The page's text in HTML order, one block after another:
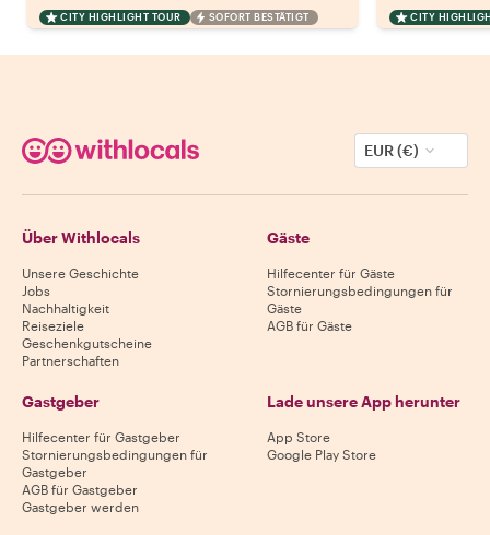
CITY HIGHLIGHT TOUR SOFORT BESTÄTIGT CITY
EUR (€)
Über Withlocals
Unsere Geschichte
Jobs
Nachhaltigkeit
Reiseziele
Geschenkgutscheine
Partnerschaften
Gäste
Hilfecenter für Gäste
Stornierungsbedingungen für
Gäste
AGB für Gäste
Gastgeber
Hilfecenter für Gastgeber
Stornierungsbedingungen für
Gastgeber
AGB für Gastgeber
Gastgeber werden
Lade unsere App herunter
App Store
Google Play Store